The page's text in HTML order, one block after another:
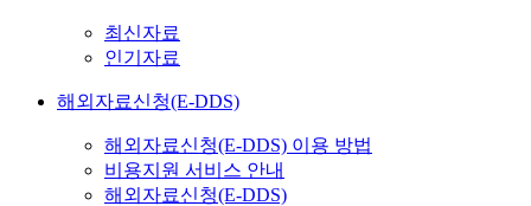
최신자료
인기자료
해외자료신청(E-DDS)
해외자료신청(E-DDS) 이용 방법
비용지원 서비스 안내
해외자료신청(E-DDS)